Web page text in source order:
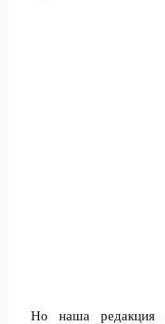
Но наша редакция